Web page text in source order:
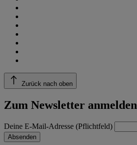
Zurück nach oben
Zum Newsletter anmelden
Deine E-Mail-Adresse (Pflichtfeld)
Absenden